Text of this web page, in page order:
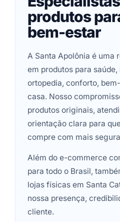
produtos
bem-estar
A Santa Apolônia é uma
em produtos para saúde,
ortopedia, conforto,
casa. Nosso
produtos originais,
orientação clara para
compre com mais
Além do e-commerce
para todo o Brasil,
lojas físicas em Santa
nossa presença,
cliente.